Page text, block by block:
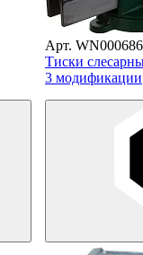
Арт.
Тиски
3 модификации